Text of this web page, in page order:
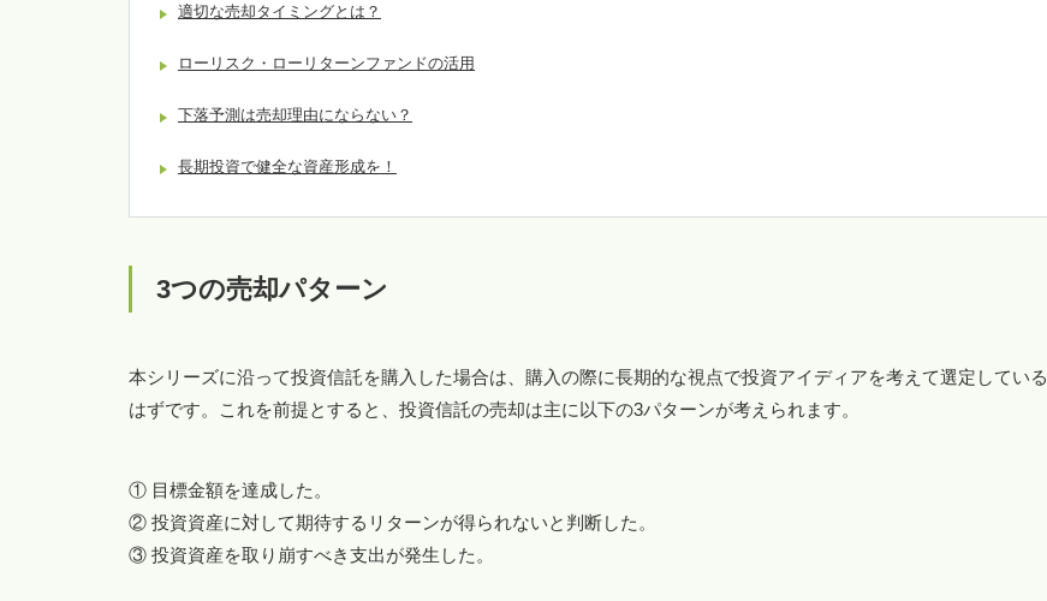
適切な売却タイミングとは？
ローリスク・ローリターンファンドの活用
下落予測は売却理由にならない？
長期投資で健全な資産形成を！
3つの売却パターン
本シリーズに沿って投資信託を購入した場合は、購入の際に長期的な視点で投資アイディアを考えて選定している
はずです。これを前提とすると、投資信託の売却は主に以下の3パターンが考えられます。
① 目標金額を達成した。
② 投資資産に対して期待するリターンが得られないと判断した。
③ 投資資産を取り崩すべき支出が発生した。